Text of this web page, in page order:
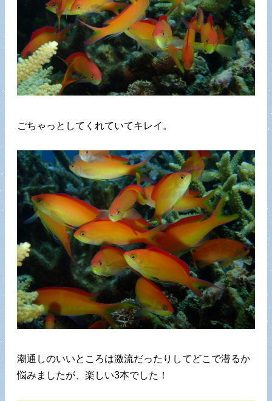
ごちゃっとしてくれていてキレイ。
潮通しのいいところは激流だったりしてどこで潜るか
悩みましたが、楽しい3本でした！